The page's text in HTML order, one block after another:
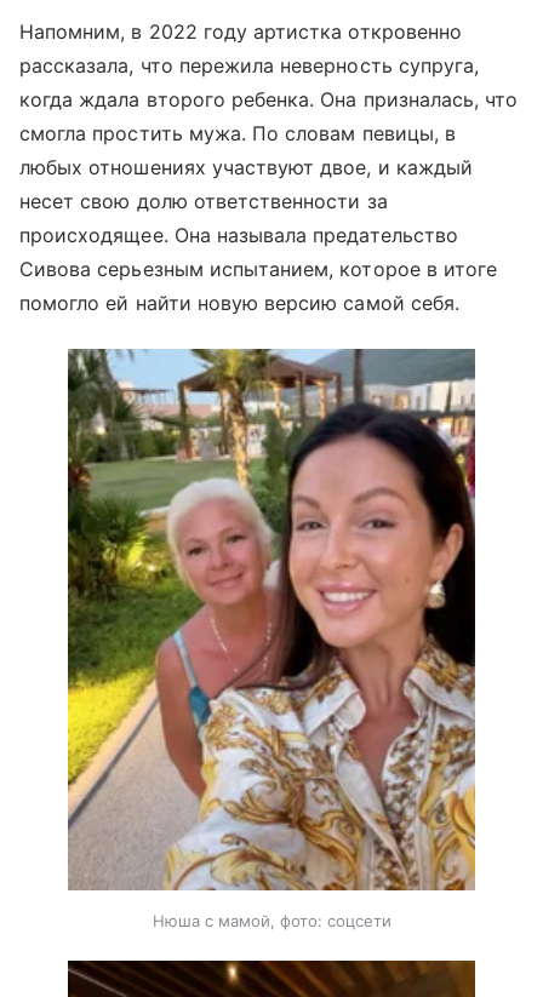
Напомним, в 2022 году артистка откровенно
рассказала, что пережила неверность супруга,
когда ждала второго ребенка. Она призналась, что
смогла простить мужа. По словам певицы, в
любых отношениях участвуют двое, и каждый
несет свою долю ответственности за
происходящее. Она называла предательство
Сивова серьезным испытанием, которое в итоге
помогло ей найти новую версию самой себя.
Нюша с мамой, фото: соцсети